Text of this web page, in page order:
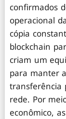
confirmados
operacional
cópia
blockchain
criam um
para manter
transferência
rede. Por
econômico,